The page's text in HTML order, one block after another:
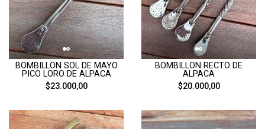
BOMBILLON SOL DE MAYO
PICO LORO DE ALPACA
$23.000,00
BOMBILLON RECTO DE
ALPACA
$20.000,00